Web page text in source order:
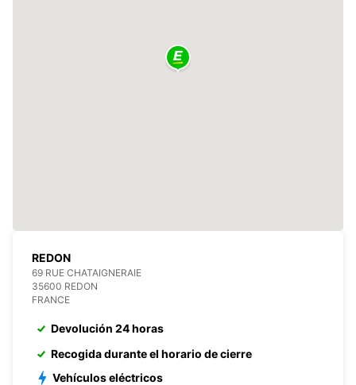
REDON
69 RUE CHATAIGNERAIE
35600 REDON
FRANCE
Devolución 24 horas
Recogida durante el horario de cierre
Vehículos eléctricos